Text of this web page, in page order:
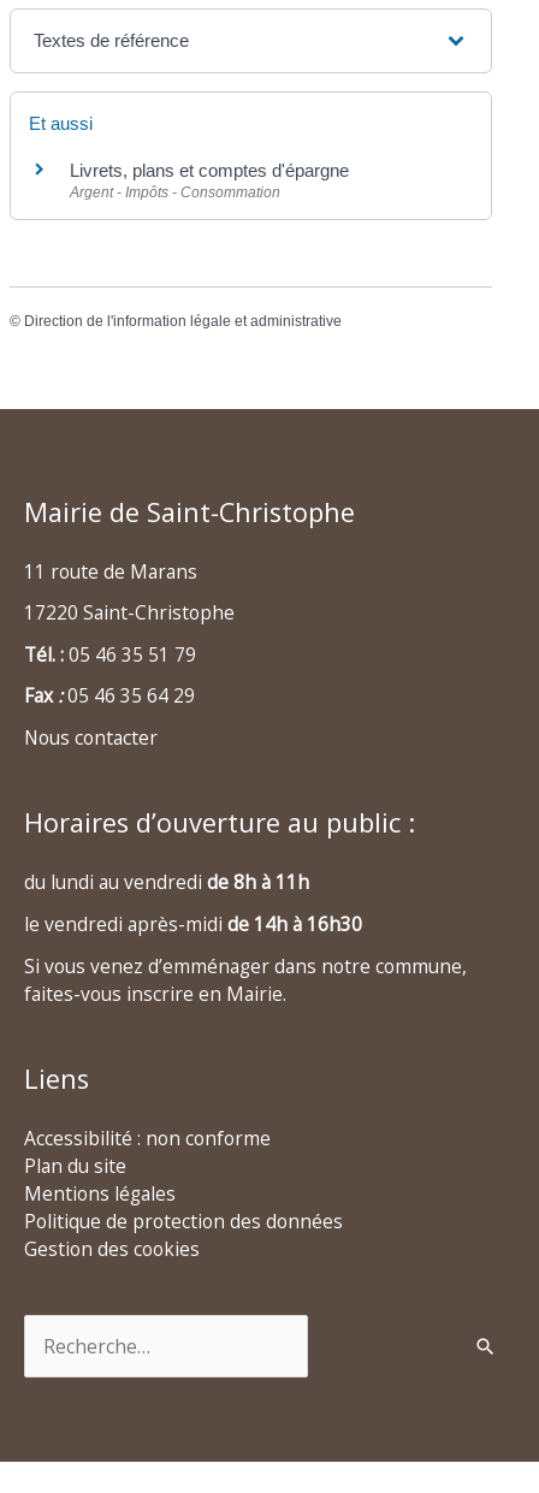
Textes de référence
Et aussi
Livrets, plans et comptes d'épargne
Argent - Impôts - Consommation
© Direction de l'information légale et administrative
Mairie de Saint-Christophe
11 route de Marans
17220 Saint-Christophe
Tél. :05 46 35 51 79
Fax:05 46 35 64 29
Nous contacter
Horaires d’ouverture au public :
du lundi au vendredi de 8h à 11h
le vendredi après-midi de 14h à 16h30
Si vous venez d’emménager dans notre commune,
faites-vous inscrire en Mairie.
Liens
Accessibilité : non conforme
Plan du site
Mentions légales
Politique de protection des données
Gestion des cookies